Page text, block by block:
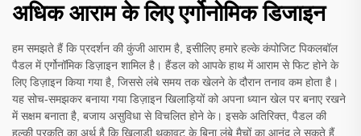
अधिक आराम के लिए एर्गोनोमिक डिजाइन
हम समझते हैं कि प्रदर्शन की कुंजी आराम है, इसीलिए हमारे हल्के कंपोजिट पिकलबॉल
पैडल में एर्गोनॉमिक डिज़ाइन शामिल है। हैंडल को आपके हाथ में आराम से फिट होने के
लिए डिज़ाइन किया गया है, जिससे लंबे समय तक खेलने के दौरान तनाव कम होता है।
यह सोच-समझकर बनाया गया डिज़ाइन खिलाड़ियों को अपना ध्यान खेल पर बनाए रखने
में सक्षम बनाता है, बजाय असुविधा से विचलित होने के। इसके अतिरिक्त, पैडल की
हल्की प्रकृति का अर्थ है कि खिलाड़ी थकावट के बिना लंबे मैचों का आनंद ले सकते हैं,